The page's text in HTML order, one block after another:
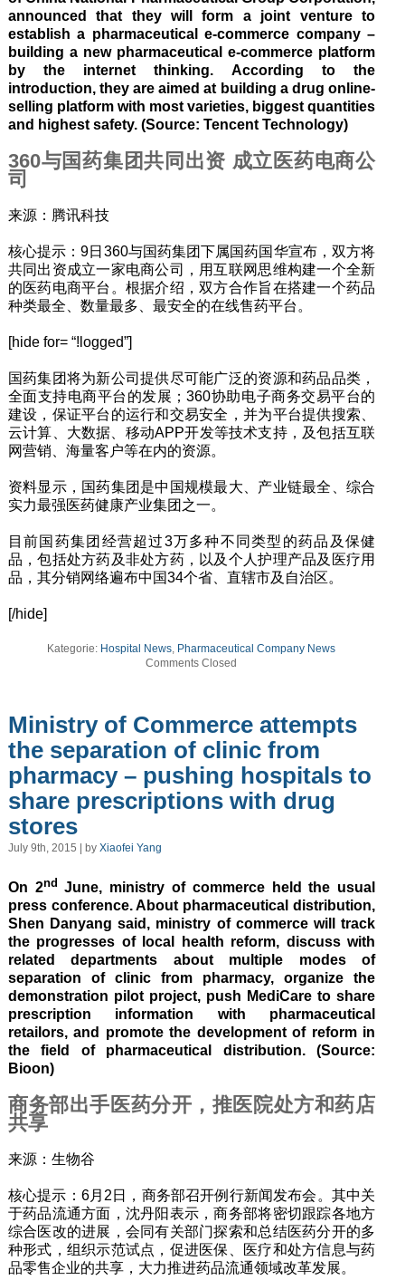
announced that they will form a joint venture to
establish a pharmaceutical e-commerce company –
building a new pharmaceutical e-commerce platform
by the internet thinking. According to the
introduction, they are aimed at building a drug online-
selling platform with most varieties, biggest quantities
and highest safety. (Source: Tencent Technology)
360与国药集团共同出资 成立医药电商公
司
来源：腾讯科技
核心提示：9日360与国药集团下属国药国华宣布，双方将
共同出资成立一家电商公司，用互联网思维构建一个全新
的医药电商平台。根据介绍，双方合作旨在搭建一个药品
种类最全、数量最多、最安全的在线售药平台。
[hide for= “!logged”]
国药集团将为新公司提供尽可能广泛的资源和药品品类，
全面支持电商平台的发展；360协助电子商务交易平台的
建设，保证平台的运行和交易安全，并为平台提供搜索、
云计算、大数据、移动APP开发等技术支持，及包括互联
网营销、海量客户等在内的资源。
资料显示，国药集团是中国规模最大、产业链最全、综合
实力最强医药健康产业集团之一。
目前国药集团经营超过3万多种不同类型的药品及保健
品，包括处方药及非处方药，以及个人护理产品及医疗用
品，其分销网络遍布中国34个省、直辖市及自治区。
[/hide]
Kategorie: Hospital News, Pharmaceutical Company News
Comments Closed
Ministry of Commerce attempts
the separation of clinic from
pharmacy – pushing hospitals to
share prescriptions with drug
stores
July 9th, 2015 | by Xiaofei Yang
On 2nd June, ministry of commerce held the usual
press conference. About pharmaceutical distribution,
Shen Danyang said, ministry of commerce will track
the progresses of local health reform, discuss with
related departments about multiple modes of
separation of clinic from pharmacy, organize the
demonstration pilot project, push MediCare to share
prescription information with pharmaceutical
retailors, and promote the development of reform in
the field of pharmaceutical distribution. (Source:
Bioon)
商务部出手医药分开，推医院处方和药店
共享
来源：生物谷
核心提示：6月2日，商务部召开例行新闻发布会。其中关
于药品流通方面，沈丹阳表示，商务部将密切跟踪各地方
综合医改的进展，会同有关部门探索和总结医药分开的多
种形式，组织示范试点，促进医保、医疗和处方信息与药
品零售企业的共享，大力推进药品流通领域改革发展。